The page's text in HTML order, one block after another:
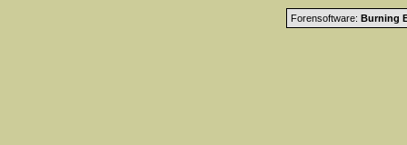
Forensoftware: Burning